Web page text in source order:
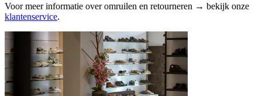
Voor meer informatie over omruilen en retourneren → bekijk onze
klantenservice.